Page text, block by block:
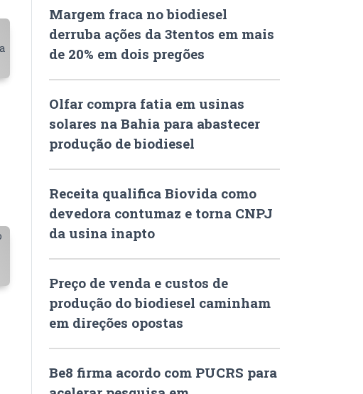
Margem fraca no biodiesel
derruba ações da 3tentos em mais
de 20% em dois pregões
Olfar compra fatia em usinas
solares na Bahia para abastecer
produção de biodiesel
Receita qualifica Biovida como
devedora contumaz e torna CNPJ
da usina inapto
Preço de venda e custos de
produção do biodiesel caminham
em direções opostas
Be8 firma acordo com PUCRS para